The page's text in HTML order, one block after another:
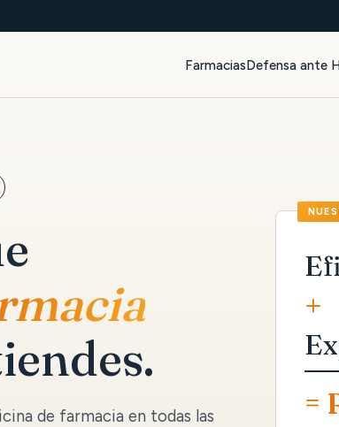
FarmaciasDefensa ante
de farmacia en todas las
+
=